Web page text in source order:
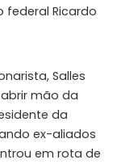
Ricardo
Salles
mão da
da
ex-aliados
em rota de